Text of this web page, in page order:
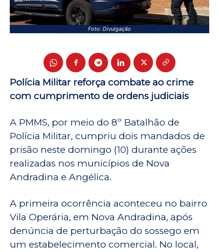
Foto: Divulgação
Polícia Militar reforça combate ao crime
com cumprimento de ordens judiciais
A PMMS, por meio do 8º Batalhão de
Polícia Militar, cumpriu dois mandados de
prisão neste domingo (10) durante ações
realizadas nos municípios de Nova
Andradina e Angélica.
A primeira ocorrência aconteceu no bairro
Vila Operária, em Nova Andradina, após
denúncia de perturbação do sossego em
um estabelecimento comercial. No local,